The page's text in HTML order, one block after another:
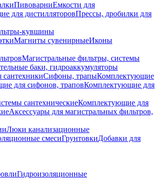
ПивоварниЕмкости для
для дистилляторовПрессы, дробилки для
кувшины
Магниты сувенирныеИконы
Магистральные фильтры, системы
баки, гидроаккумуляторы
Сифоны, трапыКомплектующие
для сифонов, траповКомплектующие для
сантехническиеКомплектующие для
Аксессуары для магистральных фильтров,
Люки канализационные
смесиГрунтовкиДобавки для
Гидроизоляционные